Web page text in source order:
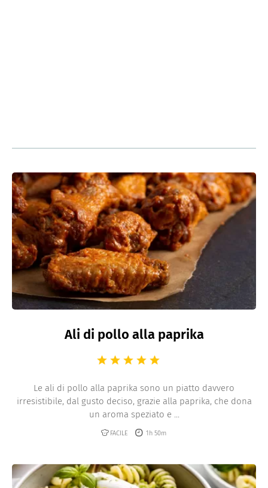
Ali di pollo alla paprika
Le ali di pollo alla paprika sono un piatto davvero
irresistibile, dal gusto deciso, grazie alla paprika, che dona
un aroma speziato e ...
FACILE 1h 50m